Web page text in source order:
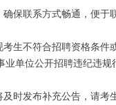
保联系方式畅通，便于
生不符合招聘资格条件
单位公开招聘违纪违规
发布补充公告，请考